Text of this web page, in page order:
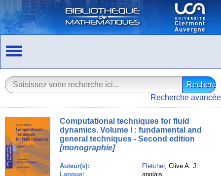
Recherche avancée
Computational techniques for fluid
dynamics. Volume I : fundamental and
general techniques - Second edition
[monographie]
Auteur(s): Fletcher, Clive A. J.
Langue:
anglais